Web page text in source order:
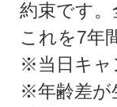
約束です
これを7年
※当日キャ
※年齢差が